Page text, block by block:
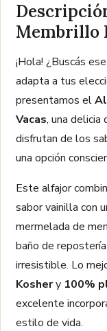
Membrillo
¡Hola! ¿Buscás
adapta a tus
presentamos el
Vacas, una delicia
disfrutan de los
una opción
Este alfajor
sabor vainilla con
mermelada de
baño de
irresistible. Lo
Koshery 100%
excelente
estilo de vida.